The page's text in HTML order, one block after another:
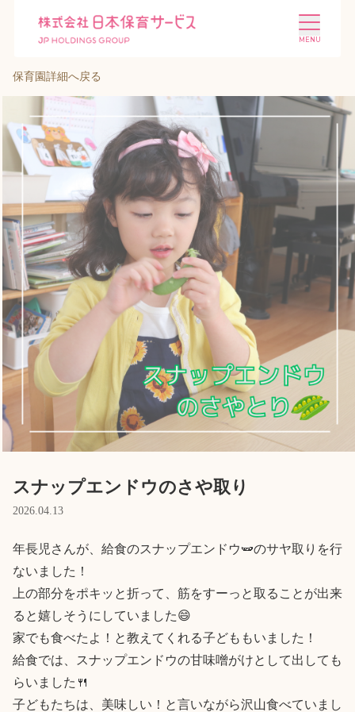
施設を探す 選ばれる理由
会社概要 ニュース
投資家情報 採用情報
Language
ホーム
プライバシーポリシー
保育園詳細へ戻る
スナップエンドウのさや取り
2026.04.13
年長児さんが、給食のスナップエンドウ🫛のサヤ取りを行
ないました！
上の部分をポキッと折って、筋をすーっと取ることが出来
ると嬉しそうにしていました😄
家でも食べたよ！と教えてくれる子どももいました！
給食では、スナップエンドウの甘味噌がけとして出しても
らいました🍴
子どもたちは、美味しい！と言いながら沢山食べていまし